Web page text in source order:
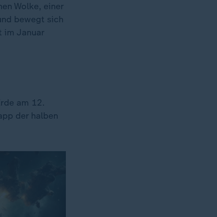
Wolke, einer
bewegt sich
im Januar
am 12.
der halben